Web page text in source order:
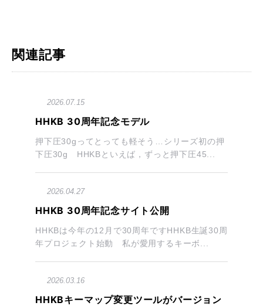
関連記事
2026.07.15
HHKB 30周年記念モデル
押下圧30gってとっても軽そう…シリーズ初の押
下圧30g HHKBといえば，ずっと押下圧45...
2026.04.27
HHKB 30周年記念サイト公開
HHKBは今年の12月で30周年ですHHKB生誕30周
年プロジェクト始動 私が愛用するキーボ...
2026.03.16
HHKBキーマップ変更ツールがバージョン